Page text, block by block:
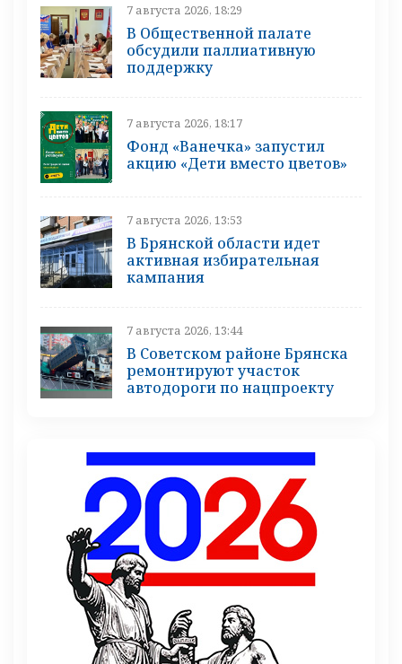
7 августа 2026, 18:29
В Общественной палате
обсудили паллиативную
поддержку
7 августа 2026, 18:17
Фонд «Ванечка» запустил
акцию «Дети вместо цветов»
7 августа 2026, 13:53
В Брянской области идет
активная избирательная
кампания
7 августа 2026, 13:44
В Советском районе Брянска
ремонтируют участок
автодороги по нацпроекту